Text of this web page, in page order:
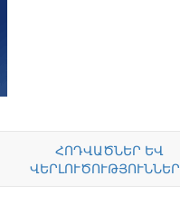
ՀՈԴՎԱԾՆԵՐ ԵՎ
ՎԵՐԼՈՒԾՈՒԹՅՈՒՆՆԵՐ